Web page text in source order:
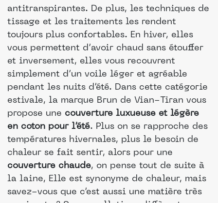
antitranspirantes. De plus, les techniques de
tissage et les traitements les rendent
toujours plus confortables. En hiver, elles
vous permettent d’avoir chaud sans étouffer
et inversement, elles vous recouvrent
simplement d’un voile léger et agréable
pendant les nuits d’été. Dans cette catégorie
estivale, la marque Brun de Vian-Tiran vous
propose une couverture luxueuse et légère
en coton pour l’été. Plus on se rapproche des
températures hivernales, plus le besoin de
chaleur se fait sentir, alors pour une
couverture chaude, on pense tout de suite à
la laine, Elle est synonyme de chaleur, mais
savez-vous que c’est aussi une matière très